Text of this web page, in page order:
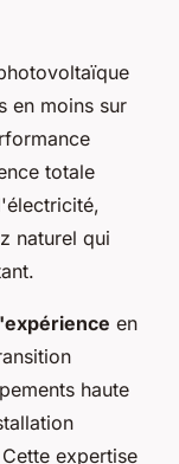
en moins sur
totale
naturel qui
en
haute
expertise